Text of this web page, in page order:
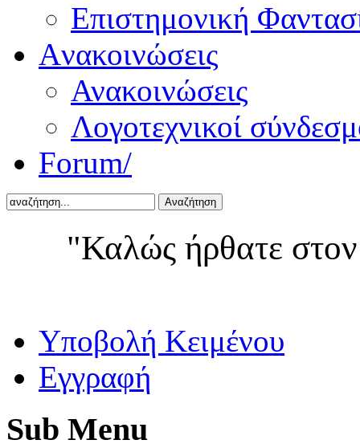
Επιστημονική
Aνακοινώσεις
Ανακοινώσεις
Λογοτεχνικοί
Forum/
Αναζήτηση
"Καλώς ήρθατε
Yποβολή Κειμένου
Εγγραφή
Sub Menu